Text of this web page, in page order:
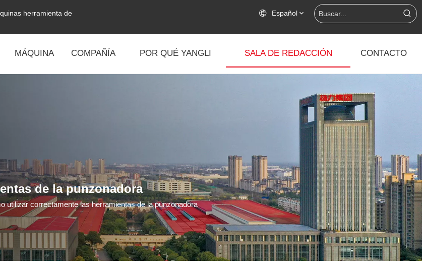
herramienta de
Español
MÁQUINA COMPAÑÍA POR QUÉ YANGLI SALA DE REDACCIÓN CONTACTO
de la punzonadora
utilizar correctamente las herramientas de la punzonadora